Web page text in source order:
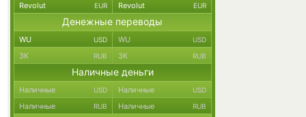
Revolut EUR Revolut EUR
Денежные переводы
WU USD WU USD
ЗК RUB ЗК RUB
Наличные деньги
Наличные USD Наличные USD
Наличные RUB Наличные RUB